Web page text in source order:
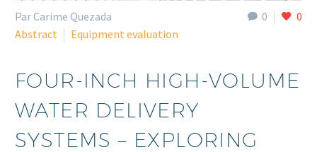
0 0
Par Carime Quezada
Abstract
Equipment evaluation
FOUR-INCH HIGH-VOLUME
WATER DELIVERY
SYSTEMS – EXPLORING